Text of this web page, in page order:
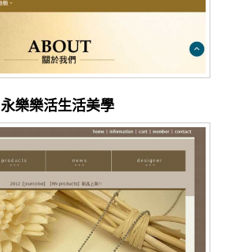
永樂樂活生活美學